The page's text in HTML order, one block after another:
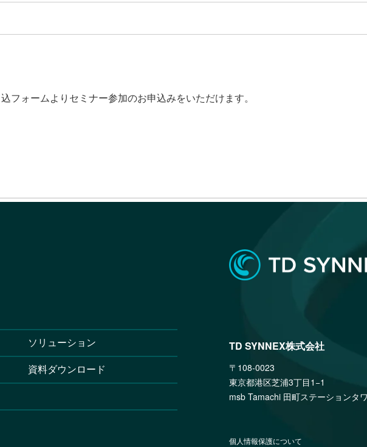
フォームよりセミナー参加のお申込みをいただけます。
ソリューション
資料ダウンロード
TD SYNNEX株式会社
〒108-0023
東京都港区芝浦3丁目1−1
msb Tamachi 田町ステーションタ
個人情報保護について